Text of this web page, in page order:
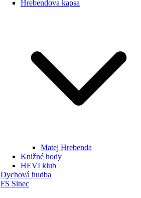
Hrebendova kapsa
Matej Hrebenda
Knižné hody
HEVI klub
Dychová hudba
FS Sinec